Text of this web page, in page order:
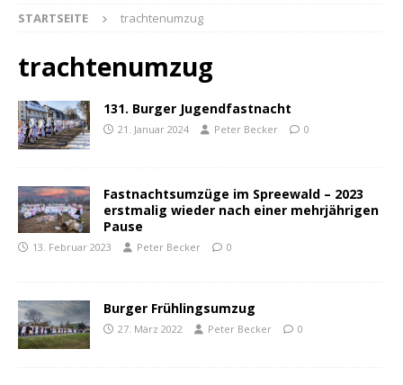
STARTSEITE trachtenumzug
trachtenumzug
131. Burger Jugendfastnacht
21. Januar 2024 Peter Becker 0
Fastnachtsumzüge im Spreewald – 2023
erstmalig wieder nach einer mehrjährigen
Pause
13. Februar 2023 Peter Becker 0
Burger Frühlingsumzug
27. März 2022 Peter Becker 0